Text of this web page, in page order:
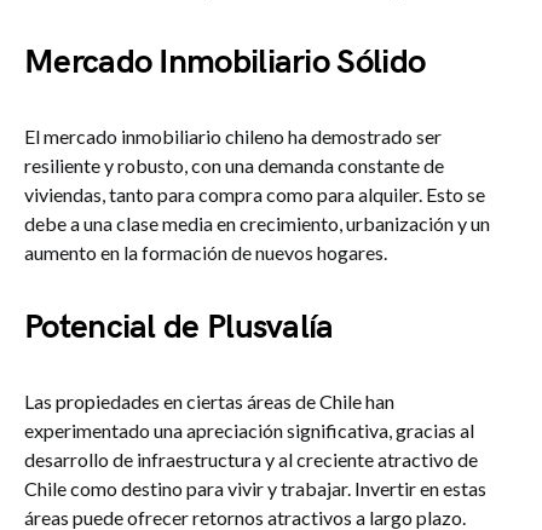
Mercado Inmobiliario Sólido
El mercado inmobiliario chileno ha demostrado ser
resiliente y robusto, con una demanda constante de
viviendas, tanto para compra como para alquiler. Esto se
debe a una clase media en crecimiento, urbanización y un
aumento en la formación de nuevos hogares.
Potencial de Plusvalía
Las propiedades en ciertas áreas de Chile han
experimentado una apreciación significativa, gracias al
desarrollo de infraestructura y al creciente atractivo de
Chile como destino para vivir y trabajar. Invertir en estas
áreas puede ofrecer retornos atractivos a largo plazo.